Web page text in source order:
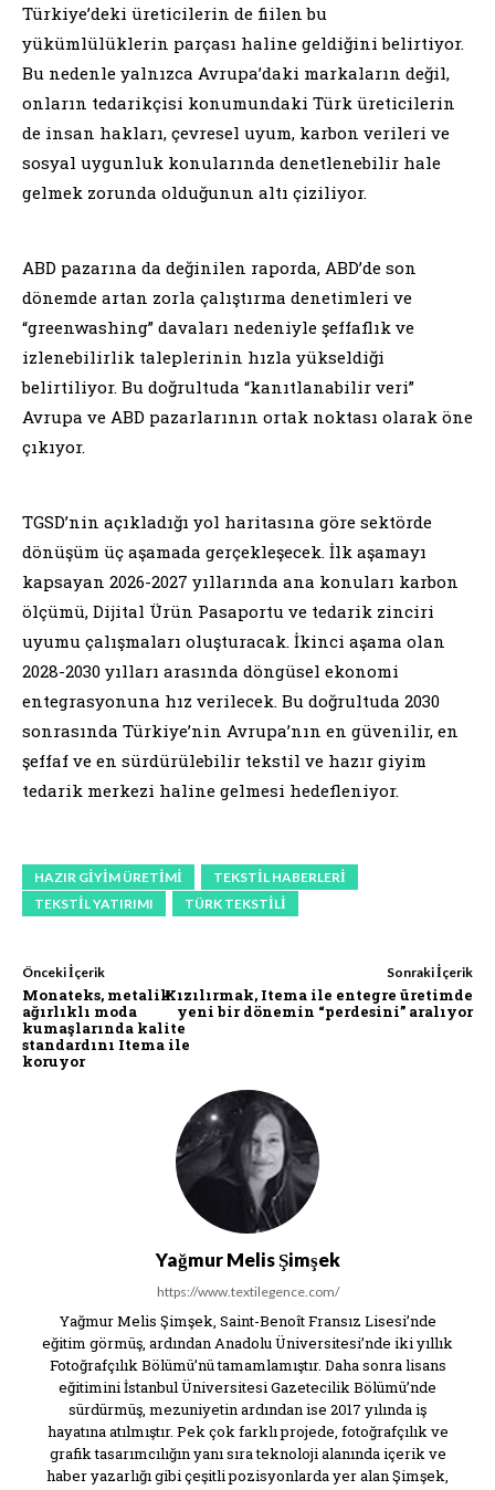
Türkiye’deki üreticilerin de fiilen bu
yükümlülüklerin parçası haline geldiğini belirtiyor.
Bu nedenle yalnızca Avrupa’daki markaların değil,
onların tedarikçisi konumundaki Türk üreticilerin
de insan hakları, çevresel uyum, karbon verileri ve
sosyal uygunluk konularında denetlenebilir hale
gelmek zorunda olduğunun altı çiziliyor.
ABD pazarına da değinilen raporda, ABD’de son
dönemde artan zorla çalıştırma denetimleri ve
“greenwashing” davaları nedeniyle şeffaflık ve
izlenebilirlik taleplerinin hızla yükseldiği
belirtiliyor. Bu doğrultuda “kanıtlanabilir veri”
Avrupa ve ABD pazarlarının ortak noktası olarak öne
çıkıyor.
TGSD’nin açıkladığı yol haritasına göre sektörde
dönüşüm üç aşamada gerçekleşecek. İlk aşamayı
kapsayan 2026-2027 yıllarında ana konuları karbon
ölçümü, Dijital Ürün Pasaportu ve tedarik zinciri
uyumu çalışmaları oluşturacak. İkinci aşama olan
2028-2030 yılları arasında döngüsel ekonomi
entegrasyonuna hız verilecek. Bu doğrultuda 2030
sonrasında Türkiye’nin Avrupa’nın en güvenilir, en
şeffaf ve en sürdürülebilir tekstil ve hazır giyim
tedarik merkezi haline gelmesi hedefleniyor.
HAZIR GIYIM ÜRETIMI
TEKSTIL HABERLERI
TEKSTIL YATIRIMI
TÜRK TEKSTILI
Önceki İçerik
Monateks, metalik
ağırlıklı moda
kumaşlarında kalite
standardını Itema ile
koruyor
Sonraki İçerik
Kızılırmak, Itema ile entegre üretimde
yeni bir dönemin “perdesini” aralıyor
Yağmur Melis Şimşek
https://www.textilegence.com/
Yağmur Melis Şimşek, Saint-Benoît Fransız Lisesi’nde
eğitim görmüş, ardından Anadolu Üniversitesi’nde iki yıllık
Fotoğrafçılık Bölümü’nü tamamlamıştır. Daha sonra lisans
eğitimini İstanbul Üniversitesi Gazetecilik Bölümü’nde
sürdürmüş, mezuniyetin ardından ise 2017 yılında iş
hayatına atılmıştır. Pek çok farklı projede, fotoğrafçılık ve
grafik tasarımcılığın yanı sıra teknoloji alanında içerik ve
haber yazarlığı gibi çeşitli pozisyonlarda yer alan Şimşek,